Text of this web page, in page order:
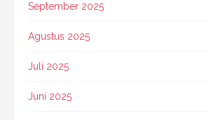
September 2025
Agustus 2025
Juli 2025
Juni 2025